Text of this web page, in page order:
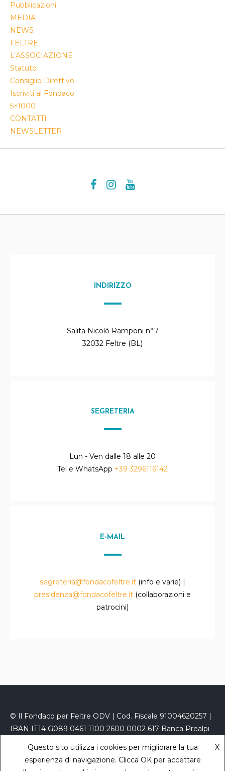
Pubblicazioni
MEDIA
NEWS
FELTRE
L’ASSOCIAZIONE
Statuto
Consiglio Direttivo
Iscriviti al Fondaco
5×1000
CONTATTI
NEWSLETTER
INDIRIZZO
Salita Nicolò Ramponi n°7
32032 Feltre (BL)
SEGRETERIA
Lun - Ven dalle 18 alle 20
Tel e WhatsApp +39 3296116142
E-MAIL
segreteria@fondacofeltre.it (info e varie) |
presidenza@fondacofeltre.it (collaborazioni e
patrocini)
© Il Fondaco per Feltre ODV | Cod. Fiscale 91004620257 |
IBAN IT14 G089 0461 1100 2600 0002 617 Banca Prealpi
fondacofeltre@kelipec.it Privacy Policy
Sara Zaccaron
Questo sito utilizza i cookies per migliorare la tua
esperienza di navigazione. Clicca OK per accettare
X